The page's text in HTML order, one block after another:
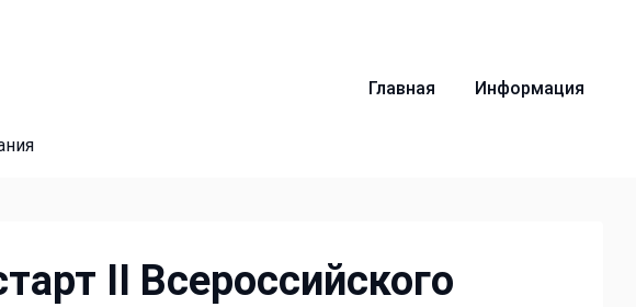
Главная Информация
II Всероссийского